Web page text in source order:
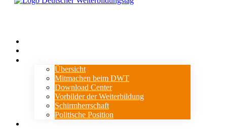
Übersicht
Mitmachen beim DWT
Download Center
Vorbilder der Weiterbildung
Schirmherrschaft
Politische Position